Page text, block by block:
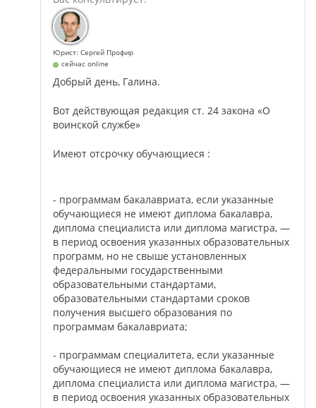
Юрист: Сергей Профир
сейчас online
Добрый день, Галина.
Вот действующая редакция ст. 24 закона «О
воинской службе»
Имеют отсрочку обучающиеся :
- программам бакалавриата, если указанные
обучающиеся не имеют диплома бакалавра,
диплома специалиста или диплома магистра, —
в период освоения указанных образовательных
программ, но не свыше установленных
федеральными государственными
образовательными стандартами,
образовательными стандартами сроков
получения высшего образования по
программам бакалавриата;
- программам специалитета, если указанные
обучающиеся не имеют диплома бакалавра,
диплома специалиста или диплома магистра, —
в период освоения указанных образовательных